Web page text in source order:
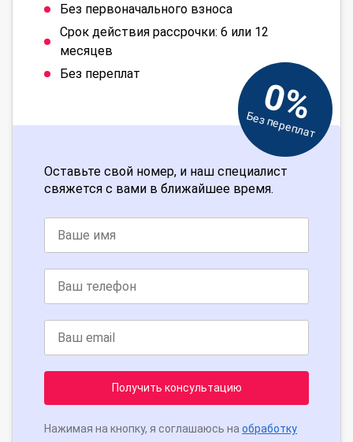
Без первоначального взноса
Срок действия рассрочки: 6 или 12
месяцев
Без переплат
0%
Без переплат
Оставьте свой номер, и наш специалист
свяжется с вами в ближайшее время.
Получить консультацию
Нажимая на кнопку, я соглашаюсь на обработку